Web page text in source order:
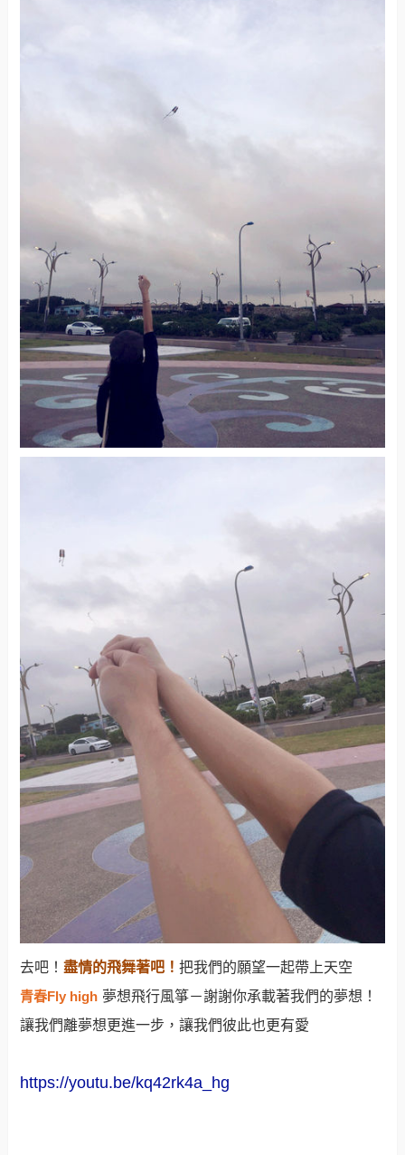
去吧！盡情的飛舞著吧！把我們的願望一起帶上天空
青春Fly high 夢想飛行風箏－謝謝你承載著我們的夢想！
讓我們離夢想更進一步，讓我們彼此也更有愛
https://youtu.be/kq42rk4a_hg